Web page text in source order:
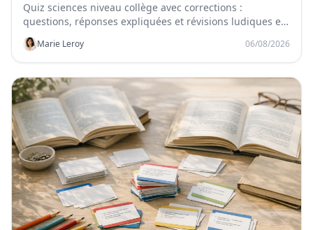
Quiz sciences niveau collège avec corrections :
questions, réponses expliquées et révisions ludiques en
SVT, physique-chimie et technologie.
Marie Leroy 06/08/2026